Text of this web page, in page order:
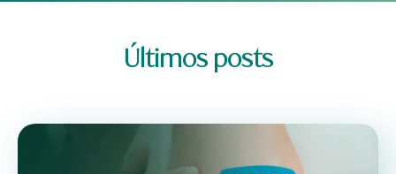
Últimos posts